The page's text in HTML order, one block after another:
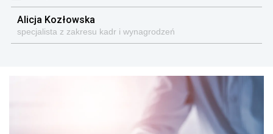
Alicja Kozłowska
specjalista z zakresu kadr i wynagrodzeń